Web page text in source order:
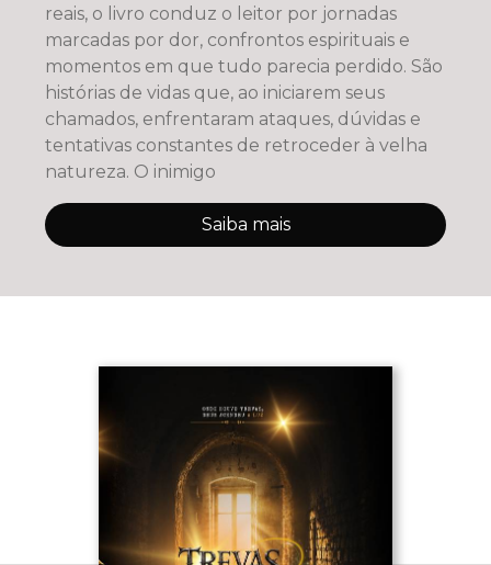
reais, o livro conduz o leitor por jornadas
marcadas por dor, confrontos espirituais e
momentos em que tudo parecia perdido. São
histórias de vidas que, ao iniciarem seus
chamados, enfrentaram ataques, dúvidas e
tentativas constantes de retroceder à velha
natureza. O inimigo
Saiba mais